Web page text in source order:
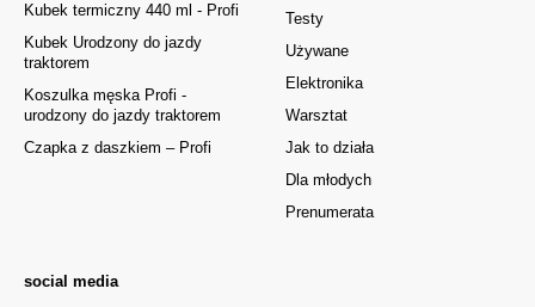
Testy
Używane
Elektronika
Warsztat
Jak to działa
Dla młodych
Prenumerata
Kubek termiczny 440 ml - Profi
Kubek Urodzony do jazdy
traktorem
Koszulka męska Profi -
urodzony do jazdy traktorem
Czapka z daszkiem – Profi
social media